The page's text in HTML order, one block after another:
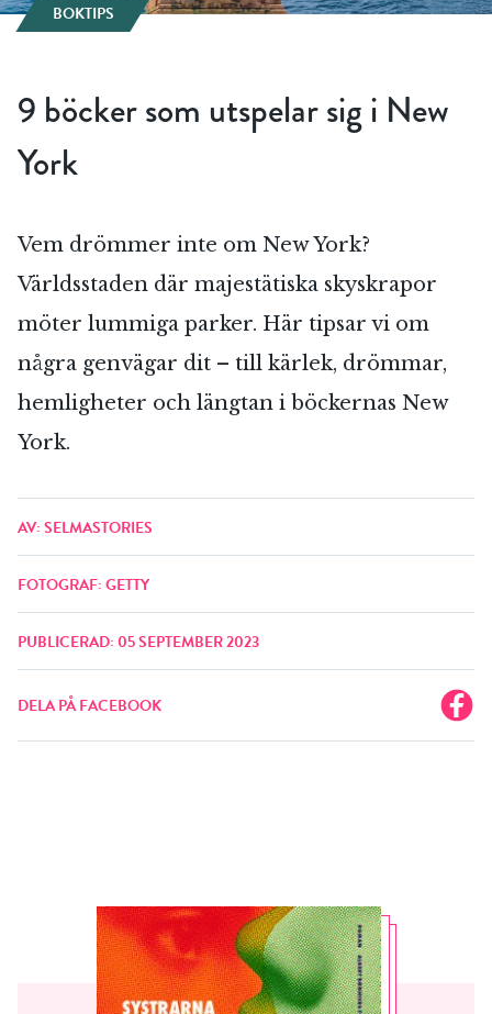
BOKTIPS
9 böcker som utspelar sig i New
York
Vem drömmer inte om New York?
Världsstaden där majestätiska skyskrapor
möter lummiga parker. Här tipsar vi om
några genvägar dit – till kärlek, drömmar,
hemligheter och längtan i böckernas New
York.
AV: SELMASTORIES
FOTOGRAF: GETTY
PUBLICERAD: 05 SEPTEMBER 2023
DELA PÅ FACEBOOK